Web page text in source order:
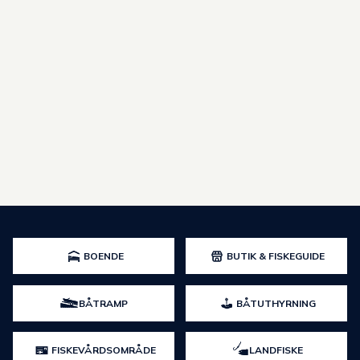
BOENDE BUTIK & FISKEGUIDE
BÅTRAMP BÅTUTHYRNING
FISKEVÅRDSOMRÅDE LANDFISKE